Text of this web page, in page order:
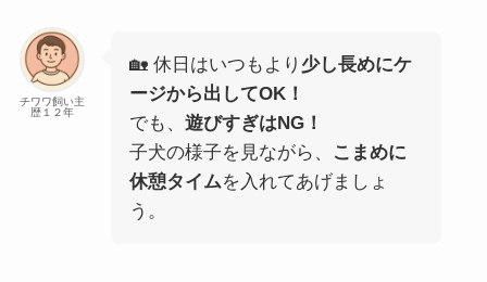
チワワ飼い主
歴１２年
🏡 休日はいつもより 少し長めにケ
ージから出してOK！
でも、 遊びすぎはNG！
子犬の様子を見ながら、
こまめに
休憩タイムを入れてあげましょ
う。